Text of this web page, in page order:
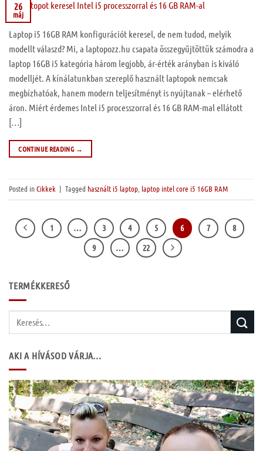
26
máj
Laptop i5 16GB RAM konfigurációt keresel, de nem tudod, melyik
modellt válaszd? Mi, a laptopozz.hu csapata összegyűjtöttük számodra a
laptop 16GB i5 kategória három legjobb, ár-érték arányban is kiváló
modelljét. A kínálatunkban szereplő használt laptopok nemcsak
megbízhatóak, hanem modern teljesítményt is nyújtanak – elérhető
áron. Miért érdemes Intel i5 processzorral és 16 GB RAM-mal ellátott
[…]
CONTINUE READING →
Posted inCikkek | Tagged használt i5 laptop laptop intel core i5 16GB RAM
1 … 3 4 5 6 7
8
9
… 22
TERMÉKKERESŐ
AKI A HÍVÁSOD VÁRJA…